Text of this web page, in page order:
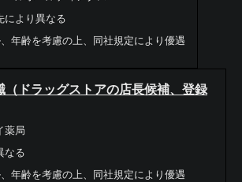
より異なる
年齢を考慮の上、同社規定により優遇
（ドラッグストアの店長候補、登録
薬局
なる
年齢を考慮の上、同社規定により優遇